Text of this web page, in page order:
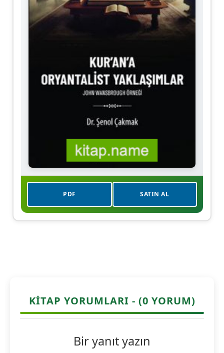
PDF SATIN AL
KITAP YORUMLARI - (0 YORUM)
Bir yanıt yazın